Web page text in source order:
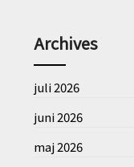
Archives
juli 2026
juni 2026
maj 2026